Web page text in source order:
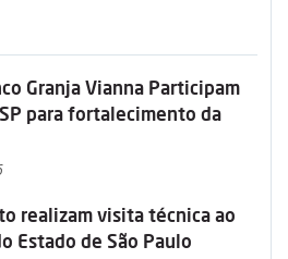
Granja Vianna Participam
para fortalecimento da
realizam visita técnica ao
Estado de São Paulo